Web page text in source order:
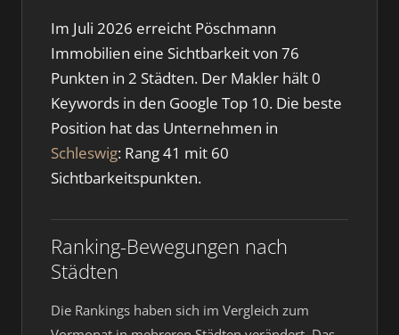
Im Juli 2026 erreicht Pöschmann
Immobilien eine Sichtbarkeit von 76
Punkten in 2 Städten. Der Makler hält 0
Keywords in den Google Top 10. Die beste
Position hat das Unternehmen in
Schleswig: Rang 41 mit 60
Sichtbarkeitspunkten.
Ranking-Bewegungen nach
Städten
Die Rankings haben sich im Vergleich zum